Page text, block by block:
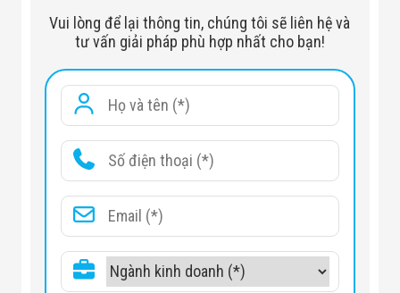
Camera theo loại chip
Chip CMOS
Tiêu chuẩn IP
Chuẩn IP67, Chuẩn IK10
Nguồn điện
DC 12V
Vui lòng để lại thông tin, chúng tôi sẽ liên hệ và
tư vấn giải pháp phù hợp nhất cho bạn!